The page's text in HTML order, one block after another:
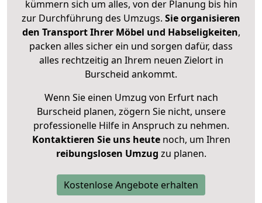
kümmern sich um alles, von der Planung bis hin
zur Durchführung des Umzugs. Sie organisieren
den Transport Ihrer Möbel und Habseligkeiten,
packen alles sicher ein und sorgen dafür, dass
alles rechtzeitig an Ihrem neuen Zielort in
Burscheid ankommt.
Wenn Sie einen Umzug von Erfurt nach
Burscheid planen, zögern Sie nicht, unsere
professionelle Hilfe in Anspruch zu nehmen.
Kontaktieren Sie uns heutenoch, um Ihren
reibungslosen Umzug zu planen.
Kostenlose Angebote erhalten